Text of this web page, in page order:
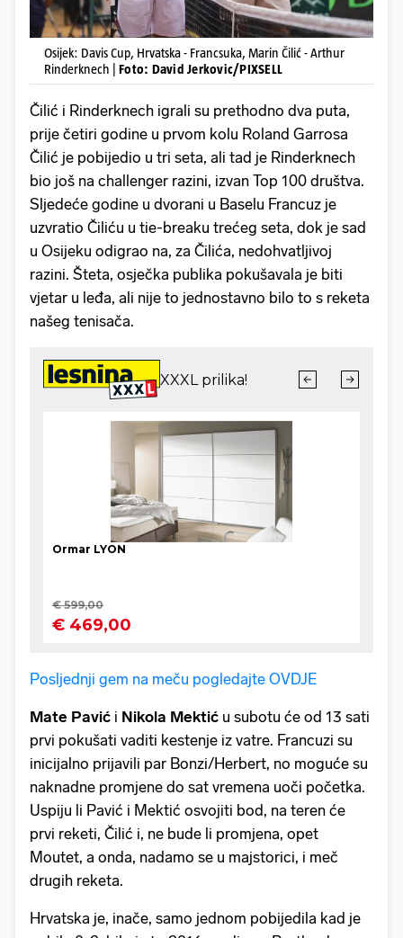
Osijek: Davis Cup, Hrvatska - Francsuka, Marin Čilić - Arthur
Rinderknech | Foto: David Jerkovic/PIXSELL
Čilić i Rinderknech igrali su prethodno dva puta,
prije četiri godine u prvom kolu Roland Garrosa
Čilić je pobijedio u tri seta, ali tad je Rinderknech
bio još na challenger razini, izvan Top 100 društva.
Sljedeće godine u dvorani u Baselu Francuz je
uzvratio Čiliću u tie-breaku trećeg seta, dok je sad
u Osijeku odigrao na, za Čilića, nedohvatljivoj
razini. Šteta, osječka publika pokušavala je biti
vjetar u leđa, ali nije to jednostavno bilo to s reketa
našeg tenisača.
Posljednji gem na meču pogledajte OVDJE
Mate Pavić i Nikola Mektić u subotu će od 13 sati
prvi pokušati vaditi kestenje iz vatre. Francuzi su
inicijalno prijavili par Bonzi/Herbert, no moguće su
naknadne promjene do sat vremena uoči početka.
Uspiju li Pavić i Mektić osvojiti bod, na teren će
prvi reketi, Čilić i, ne bude li promjena, opet
Moutet, a onda, nadamo se u majstorici, i meč
drugih reketa.
Hrvatska je, inače, samo jednom pobijedila kad je